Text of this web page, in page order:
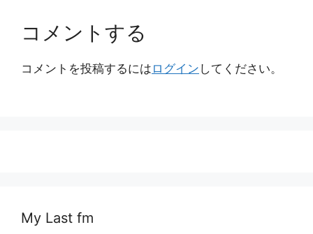
コメントする
コメントを投稿するには ログイン してください。
My Last fm